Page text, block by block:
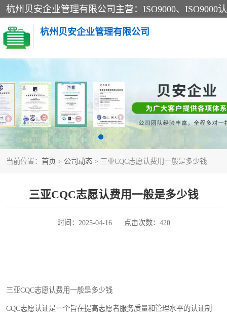
杭州贝安企业管理有限公司
当前位置： 首页 > 公司动态 > 三亚CQC志愿认费用一般是多少钱
三亚CQC志愿认费用一般是多少钱
时间：2025-04-16 点击次数：420
三亚CQC志愿认费用一般是多少钱
CQC志愿认证是一个旨在提高志愿者服务质量和管理水平的认证制
CE认证
SA认证
OHSAS18001认证
45001认证